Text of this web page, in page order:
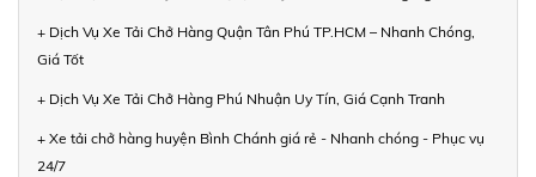
+ Dịch Vụ Xe Tải Chở Hàng Quận Tân Phú TP.HCM – Nhanh Chóng,
Giá Tốt
+ Dịch Vụ Xe Tải Chở Hàng Phú Nhuận Uy Tín, Giá Cạnh Tranh
+ Xe tải chở hàng huyện Bình Chánh giá rẻ - Nhanh chóng - Phục vụ
24/7